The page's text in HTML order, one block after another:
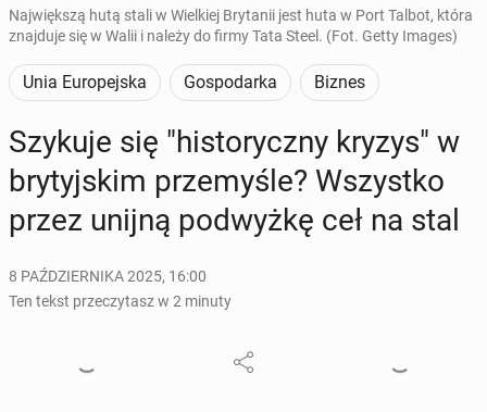
Największą hutą stali w Wielkiej Brytanii jest huta w Port Talbot, która
znajduje się w Walii i należy do firmy Tata Steel. (Fot. Getty Images)
Unia Europejska Gospodarka Biznes
Szykuje się "hi­sto­rycz­ny kryzys" w
bry­tyj­skim prze­my­śle? Wszyst­ko
przez unijną pod­wyż­kę ceł na stal
8 PAŹDZIERNIKA 2025, 16:00
Ten tekst przeczytasz w 2 minuty